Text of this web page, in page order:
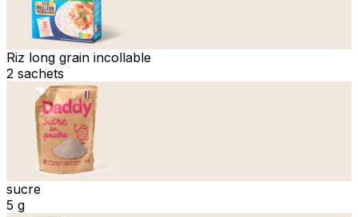
Riz long grain incollable
2 sachets
sucre
5 g